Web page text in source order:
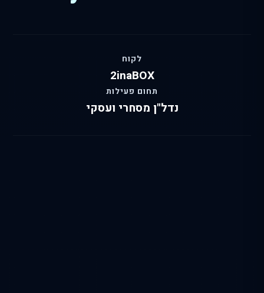
לקוח
2inaBOX
תחום פעילות
נדל"ן מסחרי ועסקי